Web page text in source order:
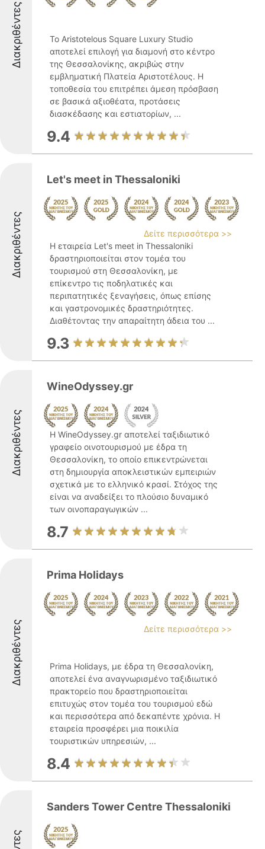
Διακριθέντες
Το Aristotelous Square Luxury Studio
αποτελεί επιλογή για διαμονή στο κέντρο
της Θεσσαλονίκης, ακριβώς στην
εμβληματική Πλατεία Αριστοτέλους. Η
τοποθεσία του επιτρέπει άμεση πρόσβαση
σε βασικά αξιοθέατα, προτάσεις
διασκέδασης και εστιατορίων, ...
9.4
Διακριθέντες
Let's meet in Thessaloniki
Δείτε περισσότερα >>
Η εταιρεία Let's meet in Thessaloniki
δραστηριοποιείται στον τομέα του
τουρισμού στη Θεσσαλονίκη, με
επίκεντρο τις ποδηλατικές και
περιπατητικές ξεναγήσεις, όπως επίσης
και γαστρονομικές δραστηριότητες.
Διαθέτοντας την απαραίτητη άδεια του ...
9.3
Διακριθέντες
WineOdyssey.gr
Η WineOdyssey.gr αποτελεί ταξιδιωτικό
γραφείο οινοτουρισμού με έδρα τη
Θεσσαλονίκη, το οποίο επικεντρώνεται
στη δημιουργία αποκλειστικών εμπειριών
σχετικά με το ελληνικό κρασί. Στόχος της
είναι να αναδείξει το πλούσιο δυναμικό
των οινοπαραγωγικών ...
8.7
Διακριθέντες
Prima Holidays
Δείτε περισσότερα >>
Prima Holidays, με έδρα τη Θεσσαλονίκη,
αποτελεί ένα αναγνωρισμένο ταξιδιωτικό
πρακτορείο που δραστηριοποιείται
επιτυχώς στον τομέα του τουρισμού εδώ
και περισσότερα από δεκαπέντε χρόνια. Η
εταιρεία προσφέρει μια ποικιλία
τουριστικών υπηρεσιών, ...
8.4
Sanders Tower Centre Thessaloniki